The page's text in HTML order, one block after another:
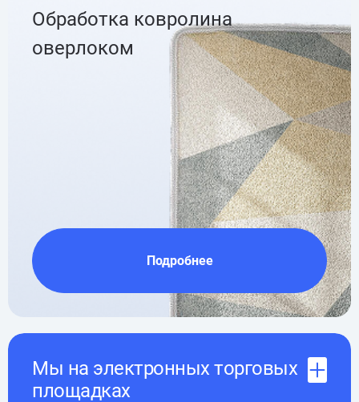
Обработка ковролина
оверлоком
Подробнее
Мы на электронных торговых
площадках